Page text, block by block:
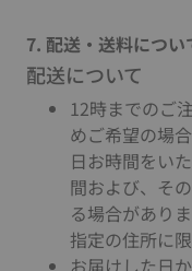
7. 配送・送料につい
配送について
12時までのご
めご希望の場
日お時間をい
間および、そ
る場合があり
指定の住所に
お届けした日